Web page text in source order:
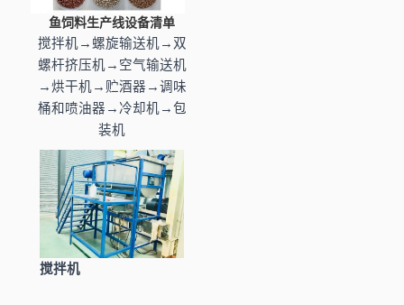
鱼饲料生产线设备清单
搅拌机→螺旋输送机→双
螺杆挤压机→空气输送机
→烘干机→贮酒器→调味
桶和喷油器→冷却机→包
装机
搅拌机